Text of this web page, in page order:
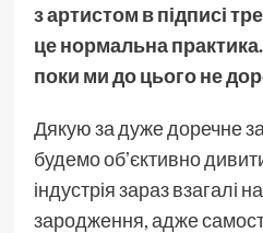
з артистом в підписі
це нормальна
поки ми до цього не
Дякую за дуже доречне
будемо обʼєктивно
індустрія зараз взагалі
зародження, адже